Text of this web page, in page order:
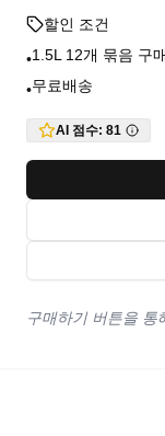
할인 조건
•1.5L 12개 묶음 구매
•무료배송
AI 점수: 81
구매하기 버튼을 통